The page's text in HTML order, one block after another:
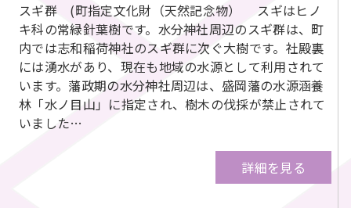
スギ群 (町指定文化財（天然記念物） スギはヒノ
キ科の常緑針葉樹です。水分神社周辺のスギ群は、町
内では志和稲荷神社のスギ群に次ぐ大樹です。社殿裏
には湧水があり、現在も地域の水源として利用されて
います。藩政期の水分神社周辺は、盛岡藩の水源涵養
林「水ノ目山」に指定され、樹木の伐採が禁止されて
いました…
詳細を見る